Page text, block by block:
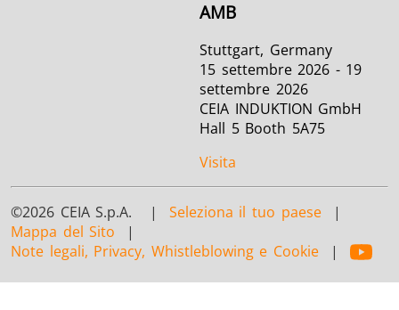
AMB
Stuttgart, Germany
15 settembre 2026 - 19
settembre 2026
CEIA INDUKTION GmbH
Hall 5 Booth 5A75
Visita
©2026 CEIA S.p.A. | Seleziona il tuo paese|
Mappa del Sito |
Note legali, Privacy, Whistleblowing e Cookie|